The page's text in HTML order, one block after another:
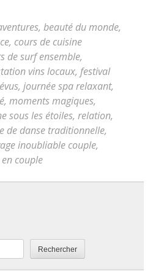
, beauté du monde,
, cours de cuisine
de surf ensemble,
vins locaux, festival
, journée spa relaxant,
, moments magiques,
sous les étoiles, relation,
de danse traditionnelle,
inoubliable couple,
couple
Rechercher